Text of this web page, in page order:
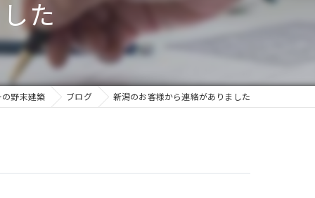
ォーム
替え
た
野末建築 ブログ 新潟のお客様から連絡がありました